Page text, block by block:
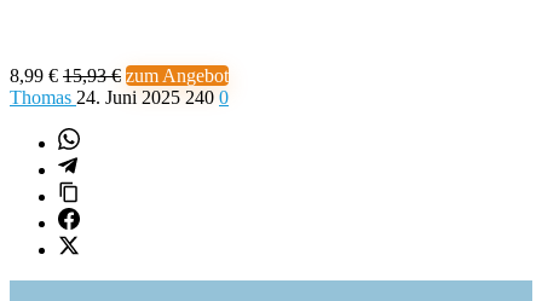
8,99 € 15,93 € zum Angebot
Thomas 24. Juni 2025 240 0